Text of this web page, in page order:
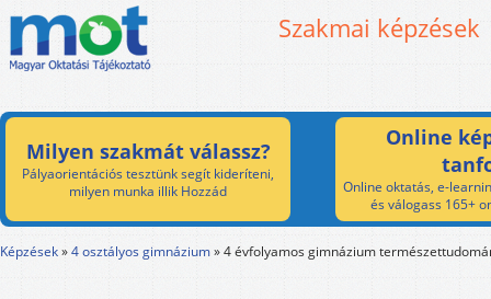
Szakmai képzések
Milyen szakmát válassz?
Pályaorientációs tesztünk segít kideríteni,
milyen munka illik Hozzád
Online
Online oktatás, e-
és válogass 165+
Képzések»4 osztályos gimnázium»4 évfolyamos gimnázium